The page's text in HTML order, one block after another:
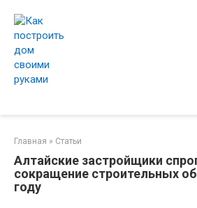
контенту
Главная » Статьи
Алтайские застройщики
сокращение строительных
году